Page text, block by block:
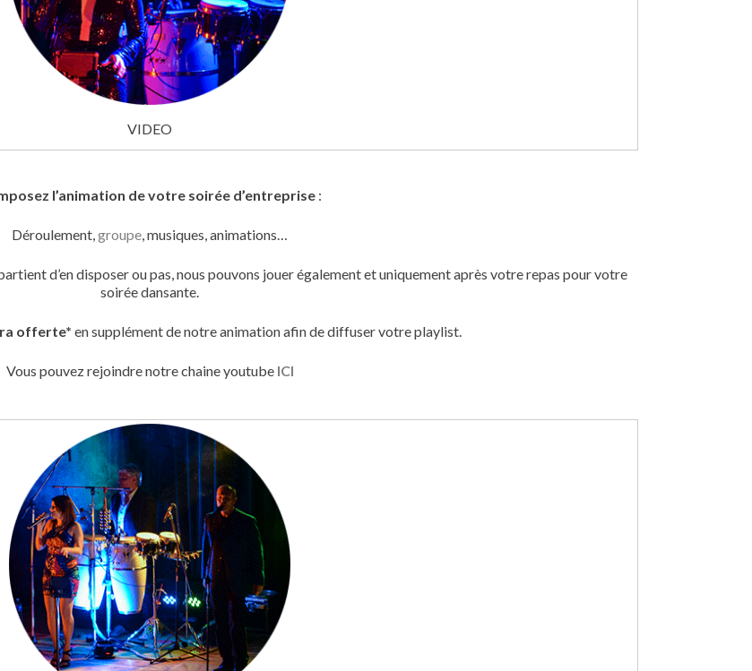
VIDEO
l’animation de votre soirée d’entreprise :
Déroulement,groupe, musiques, animations…
d’en disposer ou pas, nous pouvons jouer également et uniquement après votre repas pour votre
soirée dansante.
offerte* en supplément de notre animation afin de diffuser votre playlist.
Vous pouvez rejoindre notre chaine youtube ICI